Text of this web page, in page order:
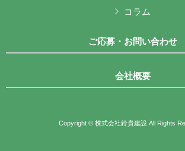
コラム
ご応募・お問い合わせ
会社概要
Copyright © 株式会社鈴貴建設 All Rights